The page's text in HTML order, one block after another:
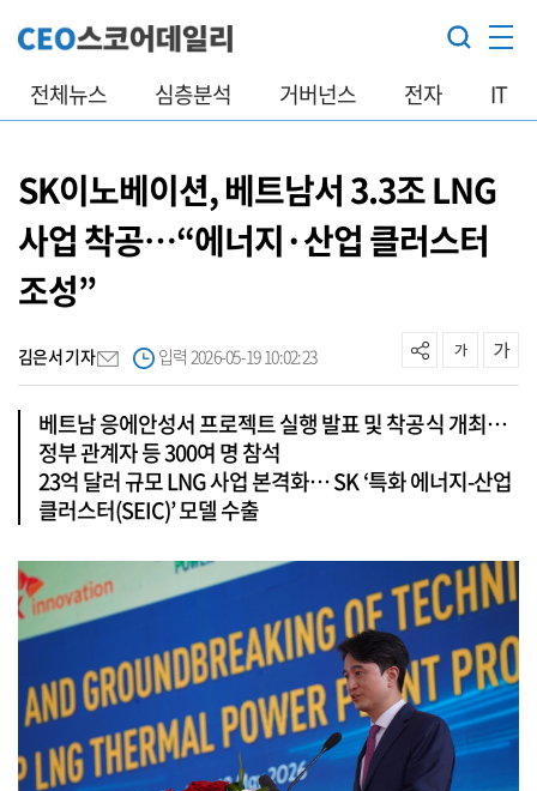
전체뉴스 심층분석 거버넌스 전자 IT
SK이노베이션, 베트남서 3.3조 LNG
사업 착공…“에너지·산업 클러스터
조성”
김은서 기자 입력 2026-05-19 10:02:23
베트남 응에안성서 프로젝트 실행 발표 및 착공식 개최…
정부 관계자 등 300여 명 참석
23억 달러 규모 LNG 사업 본격화… SK ‘특화 에너지-산업
클러스터(SEIC)’ 모델 수출